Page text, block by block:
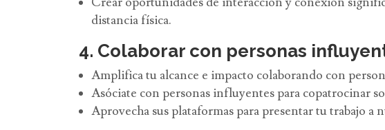
distancia física.
4. Colaborar con personas
Amplifica tu alcance e impacto colaborando con
Asóciate con personas influyentes para copatrocinar
Aprovecha sus plataformas para presentar tu trabajo